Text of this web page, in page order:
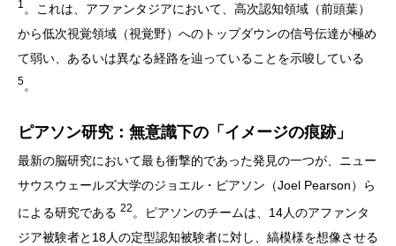
1 。これは、アファンタジアにおいて、高次認知領域（前頭葉）
から低次視覚領域（視覚野）へのトップダウンの信号伝達が極め
て弱い、あるいは異なる経路を辿っていることを示唆している
5。
ピアソン研究：無意識下の「イメージの痕跡」
最新の脳研究において最も衝撃的であった発見の一つが、ニュー
サウスウェールズ大学のジョエル・ピアソン（Joel Pearson）ら
による研究である 22 。ピアソンのチームは、14人のアファンタ
ジア被験者と18人の定型認知被験者に対し、縞模様を想像させる